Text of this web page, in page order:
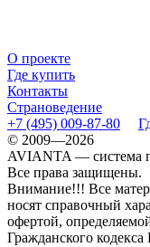
О проекте
Где купить
Контакты
Страноведение
+7 (495) 009-87-80
© 2009—2026
AVIANTA — система
Все права защищены.
Внимание!!! Все
носят справочный
офертой,
Гражданского